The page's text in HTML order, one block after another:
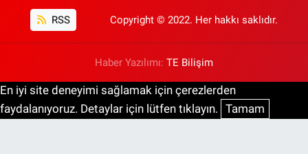
RSS Copyright © 2022. Her hakkı saklıdır.
Haber Yazılımı: TE Bilişim
En iyi site deneyimi sağlamak için çerezlerden
faydalanıyoruz. Detaylar için lütfen tıklayın. Tamam